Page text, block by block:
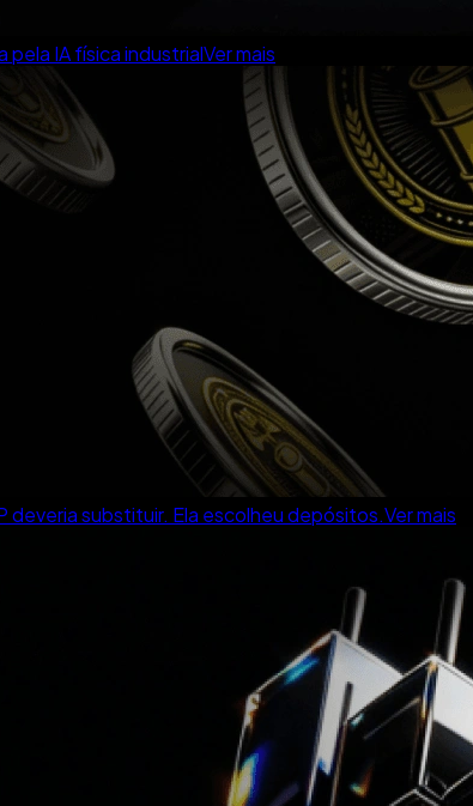
pela IA física industrialVer mais
deveria substituir. Ela escolheu depósitos.Ver mais